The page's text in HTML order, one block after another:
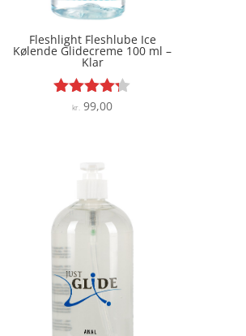
Fleshlight Fleshlube Ice
Kølende Glidecreme 100 ml –
Klar
Vurderet
kr. 99,00